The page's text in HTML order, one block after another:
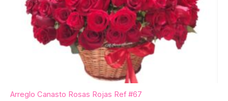
Arreglo Canasto Rosas Rojas Ref #67